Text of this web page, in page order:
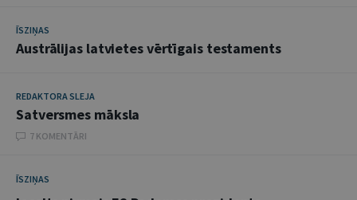
ĪSZIŅAS
Austrālijas latvietes vērtīgais testaments
REDAKTORA SLEJA
Satversmes māksla
7 KOMENTĀRI
ĪSZIŅAS